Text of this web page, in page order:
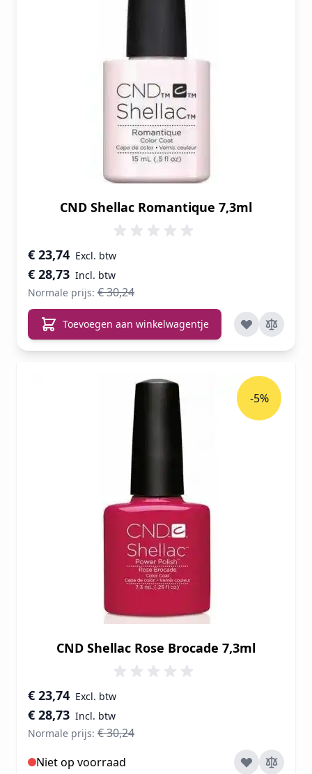
CND Shellac Romantique 7,3ml
Speciale prijs
€ 28,73
€ 23,74
Normale prijs: € 30,24
Toevoegen aan winkelwagentje
CND Shellac Rose Brocade 7,3ml
Speciale prijs
€ 28,73
€ 23,74
Normale prijs: € 30,24
-5%
Niet op voorraad